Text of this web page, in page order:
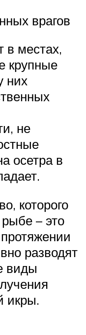
врагов
в местах,
крупные
них
не
осетра в
которого
– это
разводят
виды
икры.